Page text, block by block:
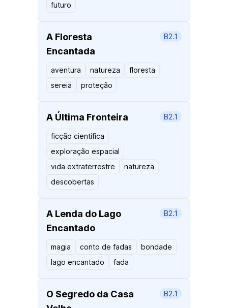
futuro
A Floresta
Encantada
B2.1
aventura natureza
floresta
sereia
proteção
A Última Fronteira B2.1
ficção científica
exploração espacial
vida extraterrestre
natureza
descobertas
A Lenda do Lago
Encantado
B2.1
magia conto de fadas
bondade
lago encantado
fada
O Segredo da Casa
B2.1